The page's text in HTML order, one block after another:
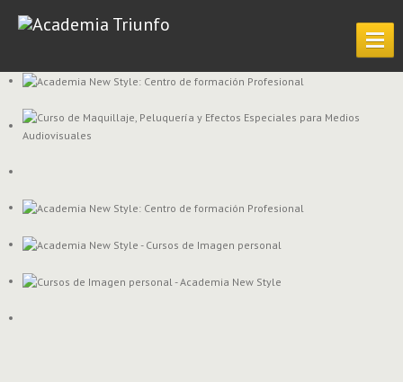
INICIO
LAACADEMIA
Cursosde estética
CURSOSPRIVADOS
Bonificación